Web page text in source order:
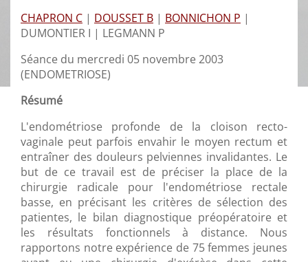
CHAPRON C | DOUSSET B | BONNICHON P |
DUMONTIER I | LEGMANN P
Séance du mercredi 05 novembre 2003
(ENDOMETRIOSE)
Résumé
L'endométriose profonde de la cloison recto-
vaginale peut parfois envahir le moyen rectum et
entraîner des douleurs pelviennes invalidantes. Le
but de ce travail est de préciser la place de la
chirurgie radicale pour l'endométriose rectale
basse, en précisant les critères de sélection des
patientes, le bilan diagnostique préopératoire et
les résultats fonctionnels à distance. Nous
rapportons notre expérience de 75 femmes jeunes